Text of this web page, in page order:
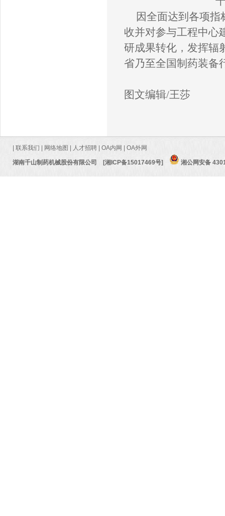
因全面达到各项指
收并对参与工程中心
研成果转化，发挥辐
省乃至全国制药装备
图文编辑/王莎
联系我们 网络地图 人才招聘 OA内网 OA外网
湖南千山制药机械股份有限公司 [湘ICP备15017469号] 湘公网安备